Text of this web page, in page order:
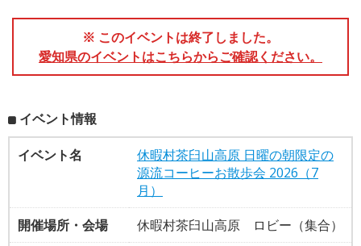
※ このイベントは終了しました。
愛知県のイベントはこちらからご確認ください。
イベント情報
イベント名
休暇村茶臼山高原 日曜の朝限定の
源流コーヒーお散歩会 2026（7
月）
開催場所・会場
休暇村茶臼山高原 ロビー（集合）